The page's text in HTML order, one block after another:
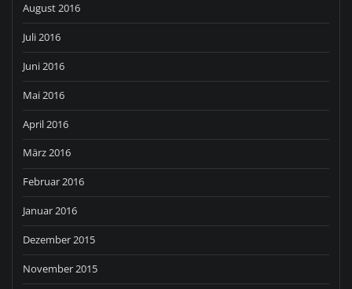
August 2016
Juli 2016
Juni 2016
Mai 2016
April 2016
März 2016
Februar 2016
Januar 2016
Dezember 2015
November 2015